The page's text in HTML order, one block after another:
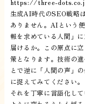
https://three-
生成AI時代のSEO戦略
ありません。AIという
報を求めている人間」
届けるか。この原点に
策となります。技術の
とで逆に「人間の声」
に捉えてみてください
それを丁寧に言語化し